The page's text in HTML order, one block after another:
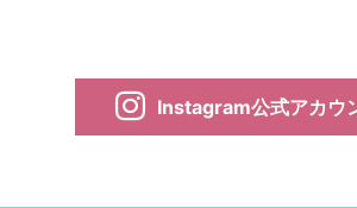
Instagram公式アカウ